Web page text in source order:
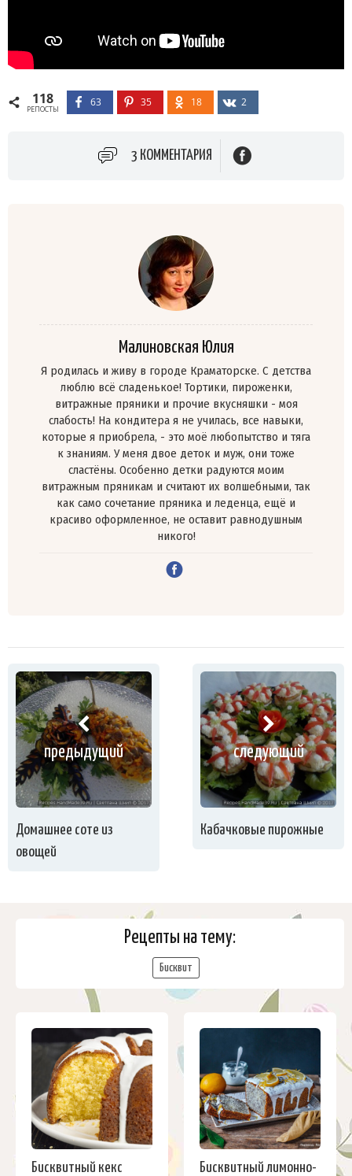
118
РЕПОСТЫ
63 35 18 2
3 КОММЕНТАРИЯ
Малиновская Юлия
Я родилась и живу в городе Краматорске. C детства
люблю всё сладенькое! Тортики, пироженки,
витражные пряники и прочие вкусняшки - моя
слабость! На кондитера я не училась, все навыки,
которые я приобрела, - это моё любопытство и тяга
к знаниям. У меня двое деток и муж, они тоже
сластёны. Особенно детки радуются моим
витражным пряникам и считают их волшебными, так
как само сочетание пряника и леденца, ещё и
красиво оформленное, не оставит равнодушным
никого!
предыдущий
Домашнее соте из
овощей
следующий
Кабачковые пирожные
Рецепты на тему:
Бисквит
Бисквитный кекс
Бисквитный лимонно-